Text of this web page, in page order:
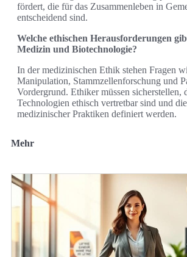
fördert, die für das Zusammenleben in
entscheidend sind.
Welche ethischen Herausforderungen
Medizin und Biotechnologie?
In der medizinischen Ethik stehen Fragen
Manipulation, Stammzellenforschung und
Vordergrund. Ethiker müssen sicherstellen,
Technologien ethisch vertretbar sind und
medizinischer Praktiken definiert werden.
Mehr